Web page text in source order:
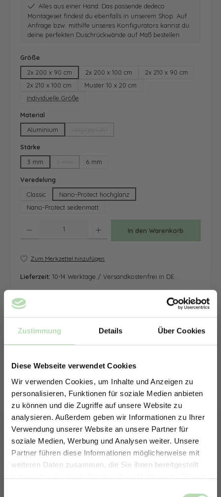
Zustimmung Details Über Cookies
Diese Webseite verwendet Cookies
Wir verwenden Cookies, um Inhalte und Anzeigen zu
personalisieren, Funktionen für soziale Medien anbieten
zu können und die Zugriffe auf unsere Website zu
analysieren. Außerdem geben wir Informationen zu Ihrer
Verwendung unserer Website an unsere Partner für
soziale Medien, Werbung und Analysen weiter. Unsere
Partner führen diese Informationen möglicherweise mit
weiteren Daten zusammen, die Sie ihnen bereitgestellt
haben oder die sie im Rahmen Ihrer Nutzung der Dienste
Alles aus einer Hand: Das passende dedeco
Montageset findest du ebenfalls in unserem Shop. Auf
Anfrage bzw. mithilfe unseres Konfigurators kannst du
deine perfekten Duschrückwände auf Maß bestellen
Größe
2x 200 x 90 cm
2x 200 x 100 cm
2x 210 x 90 cm
2x 210 x 100 cm
Muster 10 x 20 cm
Individuelle Größe
Material
Aluminium
Stärke
3 mm
(Diese Option ist zurzeit nicht verfügbar.)
6 mm
Veredelung
Classic
Nano-Protect hochglanz
Nano-Protect seidenmatt
In den Warenkorb
Zum Merkzettel hinzufügen
Lieferzeit: 10-14 Werktage / Versandkostenfrei in DE
ERHALTE 5% RABATT AUF
DEINE RÜCKWÄNDE